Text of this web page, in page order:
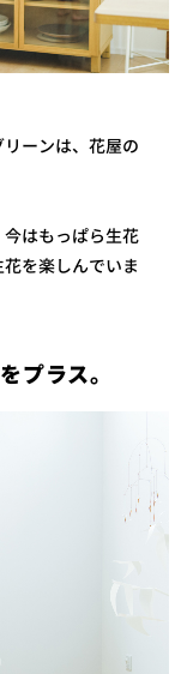
ーンは、花屋の
今はもっぱら生花
を楽しんでいま
プラス。